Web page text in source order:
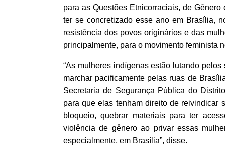
para as Questões Etnicorraciais, de
ter se concretizado esse ano em Brasília,
resistência dos povos originários e das
principalmente, para o movimento feminista
“As mulheres indígenas estão lutando
marchar pacificamente pelas ruas de
Secretaria de Segurança Pública do
para que elas tenham direito de reivindicar
bloqueio, quebrar materiais para ter
violência de gênero ao privar essas
especialmente, em Brasília”, disse.